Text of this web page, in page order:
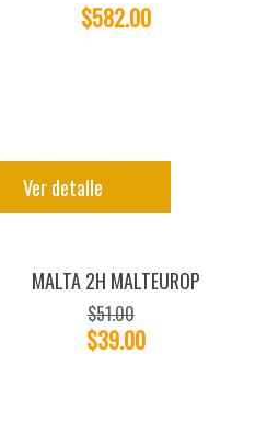
$582.00
Ver detalle
MALTA 2H MALTEUROP
$51.00
$39.00